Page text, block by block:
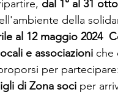
dal 1° al 31
della
al 12 maggio 2024
e associazioni che
per
di Zona soci per